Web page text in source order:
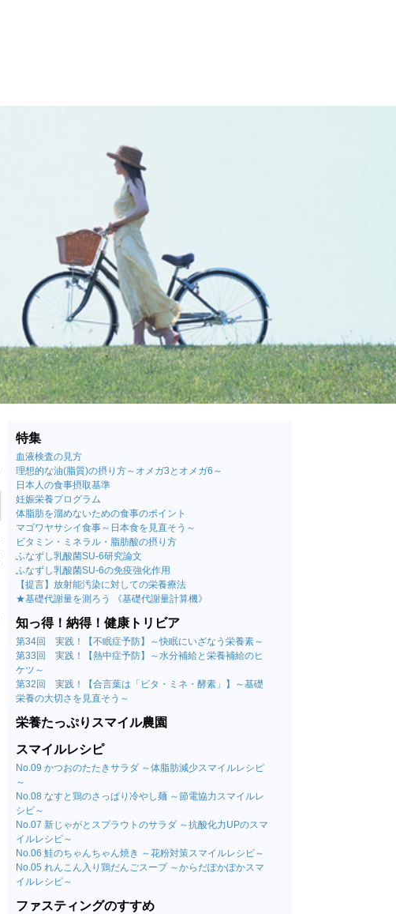
特集
血液検査の見方
理想的な油(脂質)の摂り方～オメガ3とオメガ6～
日本人の食事摂取基準
妊娠栄養プログラム
体脂肪を溜めないための食事のポイント
マゴワヤサシイ食事～日本食を見直そう～
ビタミン・ミネラル・脂肪酸の摂り方
ふなずし乳酸菌SU-6研究論文
ふなずし乳酸菌SU-6の免疫強化作用
【提言】放射能汚染に対しての栄養療法
★基礎代謝量を測ろう 《基礎代謝量計算機》
知っ得！納得！健康トリビア
第34回 実践！【不眠症予防】～快眠にいざなう栄養素～
第33回 実践！【熱中症予防】～水分補給と栄養補給のヒ
ケツ～
第32回 実践！【合言葉は「ビタ・ミネ・酵素」】～基礎
栄養の大切さを見直そう～
栄養たっぷりスマイル農園
スマイルレシピ
No.09 かつおのたたきサラダ ～体脂肪減少スマイルレシピ
～
No.08 なすと鶏のさっぱり冷やし麺 ～節電協力スマイルレ
シピ～
No.07 新じゃがとスプラウトのサラダ ～抗酸化力UPのスマ
イルレシピ～
No.06 鮭のちゃんちゃん焼き ～花粉対策スマイルレシピ～
No.05 れんこん入り鶏だんごスープ ～からだぽかぽかスマ
イルレシピ～
ファスティングのすすめ